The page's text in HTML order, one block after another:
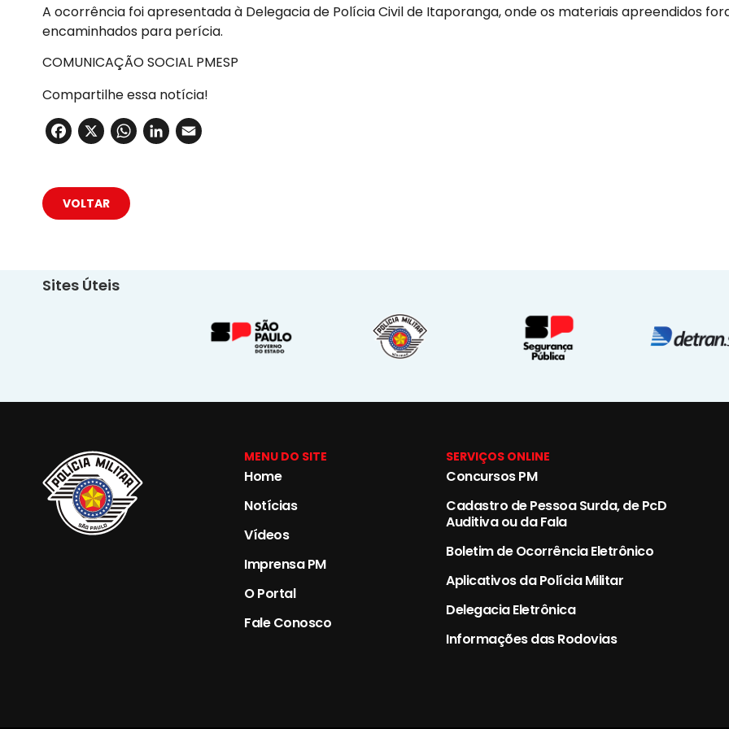
A ocorrência foi apresentada à Delegacia de Polícia Civil de Itaporanga, onde os materiais apreendidos
encaminhados para perícia.
COMUNICAÇÃO SOCIAL PMESP
Compartilhe essa notícia!
Facebook
X WhatsApp
LinkedIn
VOLTAR
Sites Úteis
MENU DO SITE
Home
Notícias
Vídeos
Imprensa PM
O Portal
Fale Conosco
SERVIÇOS ONLINE
Concursos PM
Cadastro de Pessoa Surda, de PcD
Auditiva ou da Fala
Boletim de Ocorrência Eletrônico
Aplicativos da Polícia Militar
Delegacia Eletrônica
Informações das Rodovias